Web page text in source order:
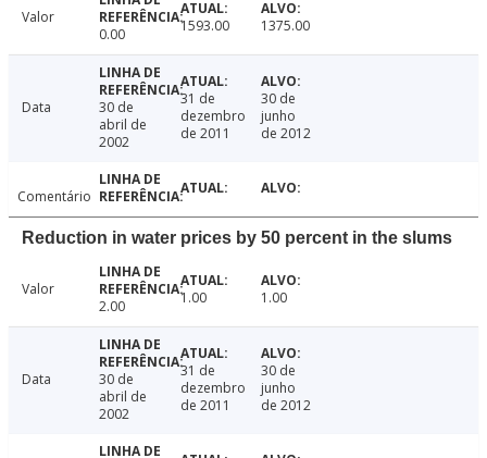
Valor
0.00
1593.00 1375.00
Data
30 de
abril de
2002
31 de
dezembro
de 2011
30 de
junho
de 2012
Comentário
Reduction in water prices by 50 percent in the slums
Valor
2.00
1.00 1.00
Data
30 de
abril de
2002
31 de
dezembro
de 2011
30 de
junho
de 2012